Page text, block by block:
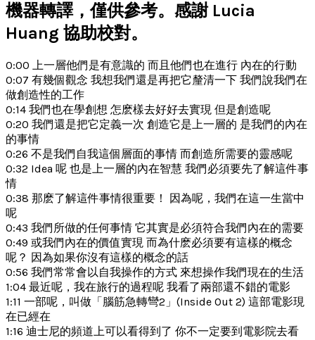
機器轉譯，僅供參考。感謝 Lucia
Huang 協助校對。
0:00 上一層他們是有意識的 而且他們也在進行 內在的行動
0:07 有幾個觀念 我想我們還是再把它釐清一下 我們說我們在
做創造性的工作
0:14 我們也在學創想 怎麽樣去好好去實現 但是創造呢
0:20 我們還是把它定義一次 創造它是上一層的 是我們的內在
的事情
0:26 不是我們自我這個層面的事情 而創造所需要的靈感呢
0:32 Idea 呢 也是上一層的內在智慧 我們必須要先了解這件事
情
0:38 那麽了解這件事情很重要！ 因為呢，我們在這一生當中
呢
0:43 我們所做的任何事情 它其實是必須符合我們內在的需要
0:49 或我們內在的價值實現 而為什麽必須要有這樣的概念
呢？ 因為如果你沒有這樣的概念的話
0:56 我們常常會以自我操作的方式 來想操作我們現在的生活
1:04 最近呢，我在旅行的過程呢 我看了兩部還不錯的電影
1:11 一部呢，叫做「腦筋急轉彎2」(Inside Out 2) 這部電影現
在已經在
1:16 迪士尼的頻道上可以看得到了 你不一定要到電影院去看